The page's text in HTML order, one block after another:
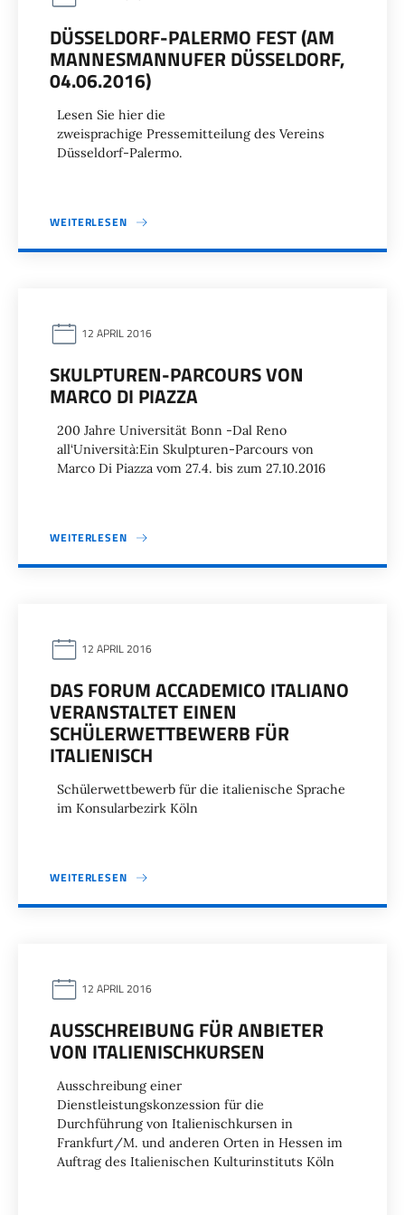
DÜSSELDORF-PALERMO FEST (AM
MANNESMANNUFER DÜSSELDORF,
04.06.2016)
Lesen Sie hier die
zweisprachige Pressemitteilung des Vereins
Düsseldorf-Palermo.
WEITERLESEN
12 APRIL 2016
SKULPTUREN-PARCOURS VON
MARCO DI PIAZZA
200 Jahre Universität Bonn -Dal Reno
all‘Università:Ein Skulpturen-Parcours von
Marco Di Piazza vom 27.4. bis zum 27.10.2016
WEITERLESEN
12 APRIL 2016
DAS FORUM ACCADEMICO ITALIANO
VERANSTALTET EINEN
SCHÜLERWETTBEWERB FÜR
ITALIENISCH
Schülerwettbewerb für die italienische Sprache
im Konsularbezirk Köln
WEITERLESEN
12 APRIL 2016
AUSSCHREIBUNG FÜR ANBIETER
VON ITALIENISCHKURSEN
Ausschreibung einer
Dienstleistungskonzession für die
Durchführung von Italienischkursen in
Frankfurt/M. und anderen Orten in Hessen im
Auftrag des Italienischen Kulturinstituts Köln